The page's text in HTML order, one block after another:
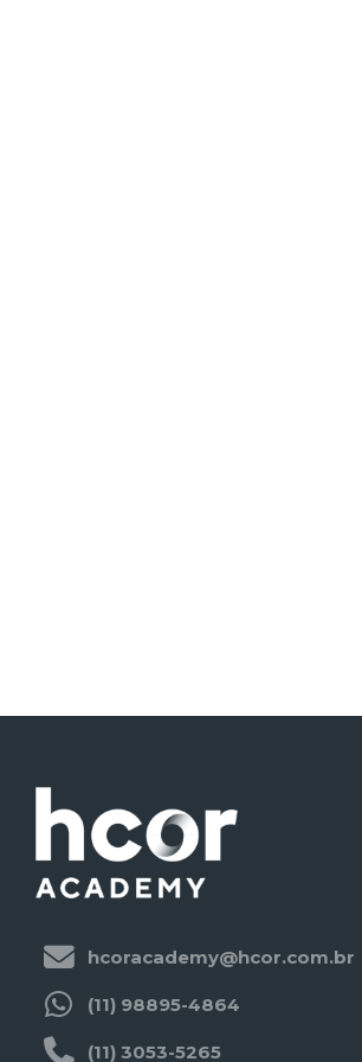
hcoracademy@hcor.com.br
(11) 98895-4864
(11) 3053-5265